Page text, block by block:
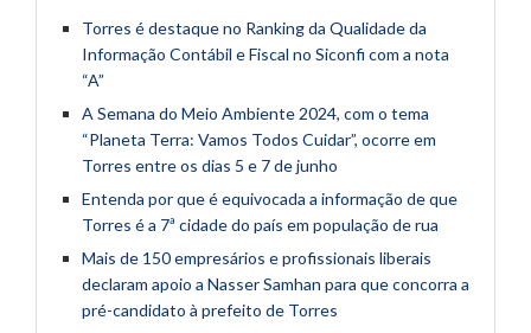
Torres é destaque no Ranking da Qualidade da
Informação Contábil e Fiscal no Siconfi com a nota
“A”
A Semana do Meio Ambiente 2024, com o tema
“Planeta Terra: Vamos Todos Cuidar”, ocorre em
Torres entre os dias 5 e 7 de junho
Entenda por que é equivocada a informação de que
Torres é a 7ª cidade do país em população de rua
Mais de 150 empresários e profissionais liberais
declaram apoio a Nasser Samhan para que concorra a
pré-candidato à prefeito de Torres